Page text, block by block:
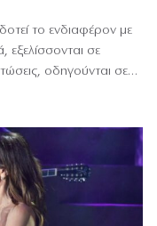
το ενδιαφέρον με
εξελίσσονται σε
οδηγούνται σε